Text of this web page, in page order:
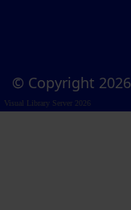
© Copyright
Visual Library Server 2026